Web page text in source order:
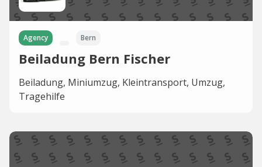
Agency Bern
Beiladung Bern Fischer
Beiladung, Miniumzug, Kleintransport, Umzug,
Tragehilfe